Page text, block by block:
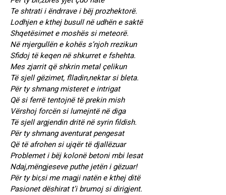
Te shtrati i ëndrrave i bëj prozhektorë.
Lodhjen e kthej busull në udhën e saktë
Shqetësimet e moshës si meteorë.
Në mjergullën e kohës s’njoh rrezikun
Sfidoj të keqen në shkurret e fshehta.
Mes zjarrit që shkrin metal çelikun
Të sjell gëzimet, flladin,nektar si bleta.
Për ty shmang misteret e intrigat
Që si ferrë tentojnë të prekin mish
Vërshoj forcën si lumejntë në diga
Të sjell argjendin dritë në syrin fildish.
Për ty shmang aventurat pengesat
Që të afrohen si ujqër të djallëzuar
Problemet i bëj kolonë betoni mbi lesat
Ndaj,mëngjeseve puthe jetën i gëzuar!
Për ty bir,si me magji natën e kthej ditë
Pasionet dëshirat t’i brumoj si dirigjent.